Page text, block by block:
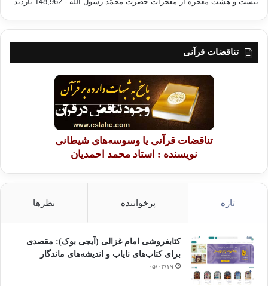
تناقضات قرآنی
تناقضات قرآنی یا وسوسه‌های شیطانی
نویسنده : استاد محمد احمدیان
تازه پرخواننده نظرها
کتابفروشی امام غزالی (آیجی بوک): مقصدی
برای کتاب‌های نایاب و اندیشه‌های ماندگار
۰۵/۰۳/۱۹